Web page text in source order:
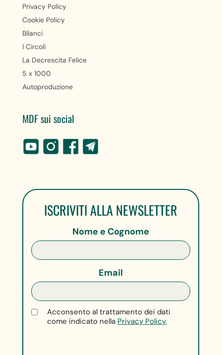
Privacy Policy
Cookie Policy
Bilanci
I Circoli
La Decrescita Felice
5 x 1000
Autoproduzione
MDF sui social
ISCRIVITI ALLA NEWSLETTER
Nome e Cognome
Email
Acconsento al trattamento dei dati
come indicato nella Privacy Policy.